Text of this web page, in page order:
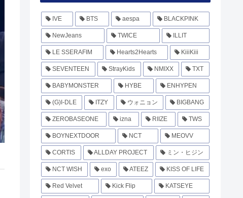
IVE BTS aespa BLACKPINK
NewJeans TWICE ILLIT
LE SSERAFIM Hearts2Hearts KiiiKiii
SEVENTEEN StrayKids NMIXX TXT
BABYMONSTER HYBE ENHYPEN
(G)I-DLE ITZY ウォニョン BIGBANG
ZEROBASEONE izna RIIZE TWS
BOYNEXTDOOR NCT MEOVV
CORTIS ALLDAY PROJECT ミン・ヒジン
NCT WISH exo ATEEZ KISS OF LIFE
Red Velvet Kick Flip KATSEYE